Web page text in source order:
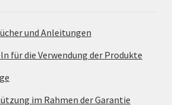
und Anleitungen
für die Verwendung der Produkte
im Rahmen der Garantie